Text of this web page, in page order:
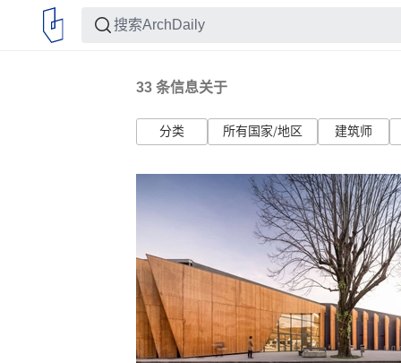
33 条信息关于
分类 所有国家/地区 建筑师